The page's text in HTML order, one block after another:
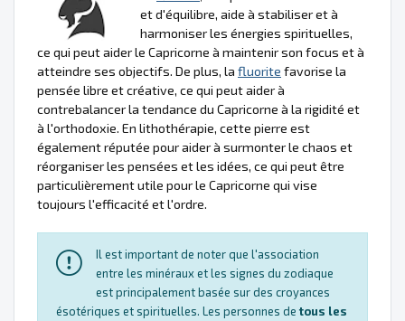
et d'équilibre, aide à stabiliser et à
harmoniser les énergies spirituelles,
ce qui peut aider le Capricorne à maintenir son focus et à
atteindre ses objectifs. De plus, la fluorite favorise la
pensée libre et créative, ce qui peut aider à
contrebalancer la tendance du Capricorne à la rigidité et
à l'orthodoxie. En lithothérapie, cette pierre est
également réputée pour aider à surmonter le chaos et
réorganiser les pensées et les idées, ce qui peut être
particulièrement utile pour le Capricorne qui vise
toujours l'efficacité et l'ordre.
Il est important de noter que l'association
entre les minéraux et les signes du zodiaque
est principalement basée sur des croyances
ésotériques et spirituelles. Les personnes de tous les